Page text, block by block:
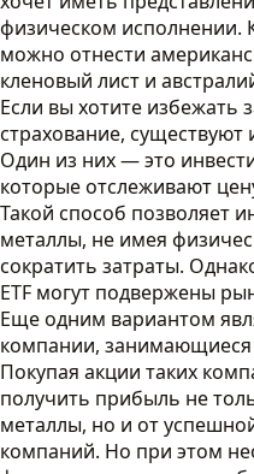
физическом исполнении.
можно отнести
кленовый лист и
Если вы хотите избежать
страхование,
Один из них — это
которые отслеживают
Такой способ позволяет
металлы, не имея
сократить затраты.
ETF могут подвержены
Еще одним вариантом
компании,
Покупая акции таких
получить прибыль не
металлы, но и от
компаний. Но при этом